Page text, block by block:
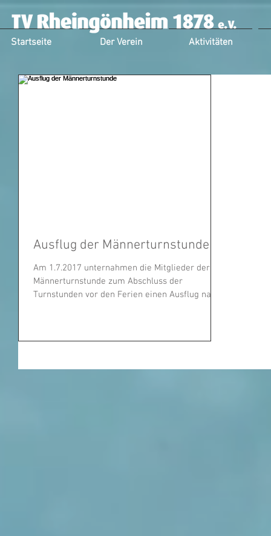
Startseite Der Verein Aktivitäten
Ausflug der Männerturnstunde
Am 1.7.2017 unternahmen die Mitglieder der
Männerturnstunde zum Abschluss der
Turnstunden vor den Ferien einen Ausflug nach